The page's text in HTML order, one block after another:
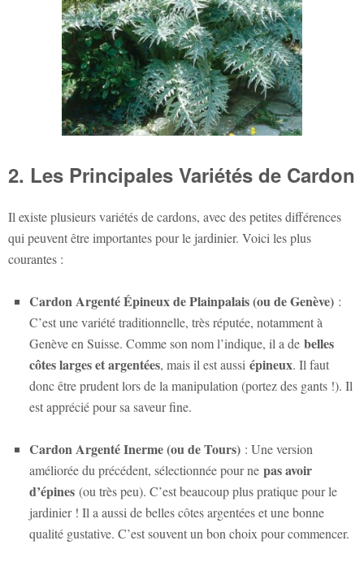
2. Les Principales Variétés de Cardon
Il existe plusieurs variétés de cardons, avec des petites différences
qui peuvent être importantes pour le jardinier. Voici les plus
courantes :
Cardon Argenté Épineux de Plainpalais (ou de Genève) :
C’est une variété traditionnelle, très réputée, notamment à
Genève en Suisse. Comme son nom l’indique, il a de belles
côtes larges et argentées, mais il est aussi épineux. Il faut
donc être prudent lors de la manipulation (portez des gants !). Il
est apprécié pour sa saveur fine.
Cardon Argenté Inerme (ou de Tours) : Une version
améliorée du précédent, sélectionnée pour ne pas avoir
d’épines (ou très peu). C’est beaucoup plus pratique pour le
jardinier ! Il a aussi de belles côtes argentées et une bonne
qualité gustative. C’est souvent un bon choix pour commencer.